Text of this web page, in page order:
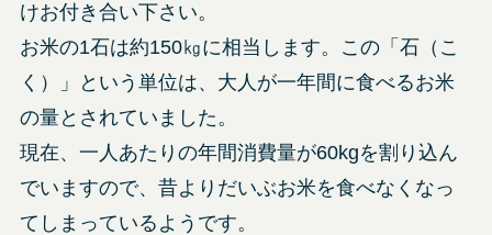
けお付き合い下さい。
お米の1石は約150㎏に相当します。この「石（こ
く）」という単位は、大人が一年間に食べるお米
の量とされていました。
現在、一人あたりの年間消費量が60kgを割り込ん
でいますので、昔よりだいぶお米を食べなくなっ
てしまっているようです。